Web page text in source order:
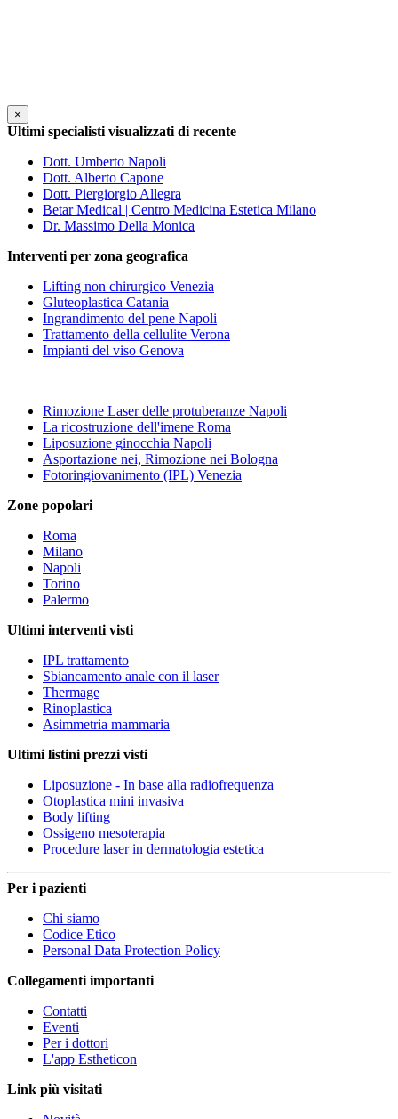
×
Ultimi specialisti visualizzati di recente
Dott. Umberto Napoli
Dott. Alberto Capone
Dott. Piergiorgio Allegra
Betar Medical | Centro Medicina Estetica Milano
Dr. Massimo Della Monica
Interventi per zona geografica
Lifting non chirurgico Venezia
Gluteoplastica Catania
Ingrandimento del pene Napoli
Trattamento della cellulite Verona
Impianti del viso Genova
Rimozione Laser delle protuberanze Napoli
La ricostruzione dell'imene Roma
Liposuzione ginocchia Napoli
Asportazione nei, Rimozione nei Bologna
Fotoringiovanimento (IPL) Venezia
Zone popolari
Roma
Milano
Napoli
Torino
Palermo
Ultimi interventi visti
IPL trattamento
Sbiancamento anale con il laser
Thermage
Rinoplastica
Asimmetria mammaria
Ultimi listini prezzi visti
Liposuzione - In base alla radiofrequenza
Otoplastica mini invasiva
Body lifting
Ossigeno mesoterapia
Procedure laser in dermatologia estetica
Per i pazienti
Chi siamo
Codice Etico
Personal Data Protection Policy
Collegamenti importanti
Contatti
Eventi
Per i dottori
L'app Estheticon
Link più visitati